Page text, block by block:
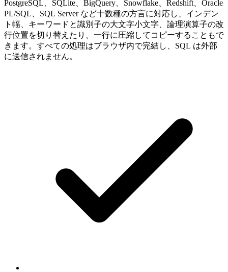
PostgreSQL、SQLite、BigQuery、Snowflake、Redshift、Oracle
PL/SQL、SQL Server など十数種の方言に対応し、インデン
ト幅、キーワードと識別子の大文字小文字、論理演算子の改
行位置を切り替えたり、一行に圧縮してコピーすることもで
きます。すべての処理はブラウザ内で完結し、SQL は外部
に送信されません。